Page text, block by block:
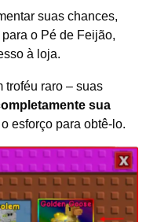
suas chances,
o Pé de Feijão,
à loja.
troféu raro – suas
sua
esforço para obtê-lo.